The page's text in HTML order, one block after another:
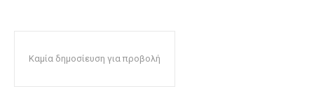
Καμία δημοσίευση για προβολή